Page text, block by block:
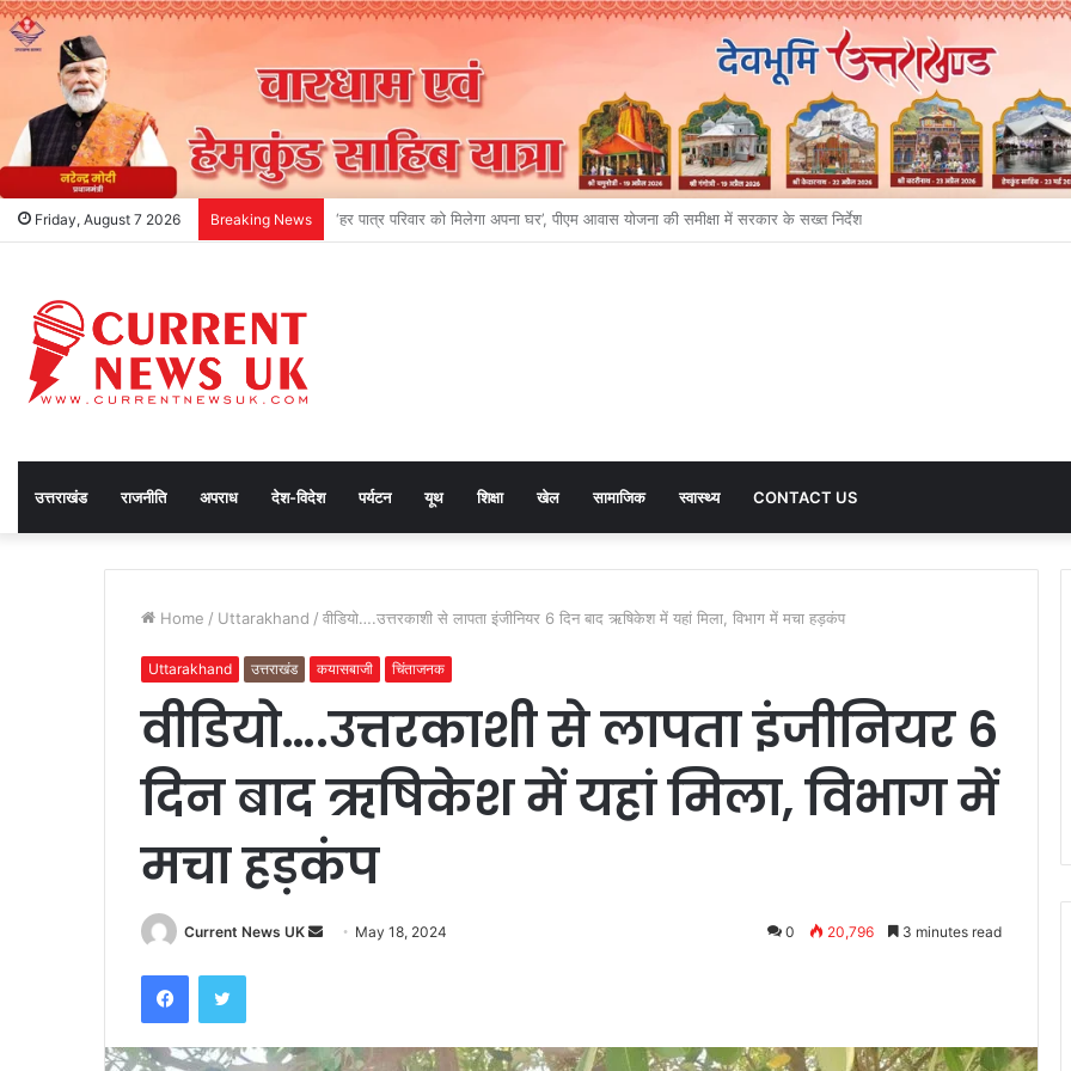
Friday, August 7 2026 Breaking News देहरादून-मसूरी में विकास की नई उड़ान, एमडीडीए बोर्ड ने खोले निवेश और रोजगार के रास्ते
उत्तराखंड राजनीति अपराध देश-विदेश पर्यटन यूथ शिक्षा खेल सामाजिक स्वास्थ्य CONTACT US
Home / Uttarakhand / वीडियो….उत्तरकाशी से लापता इंजीनियर 6 दिन बाद ऋषिकेश में यहां मिला, विभाग में मचा हड़कंप
Uttarakhand उत्तराखंड कयासबाजी चिंताजनक
वीडियो….उत्तरकाशी से लापता इंजीनियर 6
दिन बाद ऋषिकेश में यहां मिला, विभाग में
मचा हड़कंप
Current News UK
a
May 18, 2024 0 20,796 3 minutes read